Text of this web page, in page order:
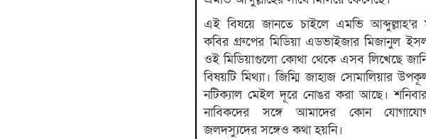
এই বিষয়ে জানতে চাইলে এমভি আব্দুল্লাহ’র
কবির গ্রুপের মিডিয়া এডভাইজার মিজানুল
ওই মিডিয়াগুলো কোথা থেকে এসব লিখেছে
বিষয়টি মিথ্যা। জিম্মি জাহাজ সোমালিয়ার
নটিক্যাল মেইল দূরে নোঙর করা আছে।
নাবিকদের সঙ্গে আমাদের কোন
জলদস্যুদের সঙ্গেও কথা হয়নি।